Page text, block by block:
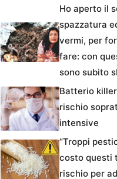
Ho aperto il
spazzatura
vermi, per
fare: con
sono subito
Batterio
rischio
intensive
“Troppi
costo questi
rischio per